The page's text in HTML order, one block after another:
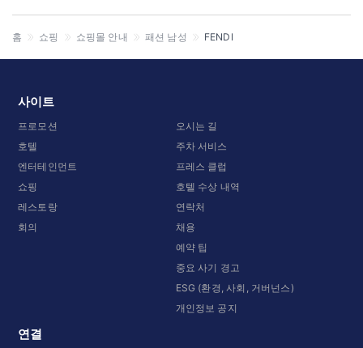
홈 쇼핑 쇼핑몰 안내 패션 남성 FENDI
사이트
프로모션
호텔
엔터테인먼트
쇼핑
레스토랑
회의
오시는 길
주차 서비스
프레스 클럽
호텔 수상 내역
연락처
채용
예약 팁
중요 사기 경고
ESG (환경, 사회, 거버넌스)
개인정보 공지
연결